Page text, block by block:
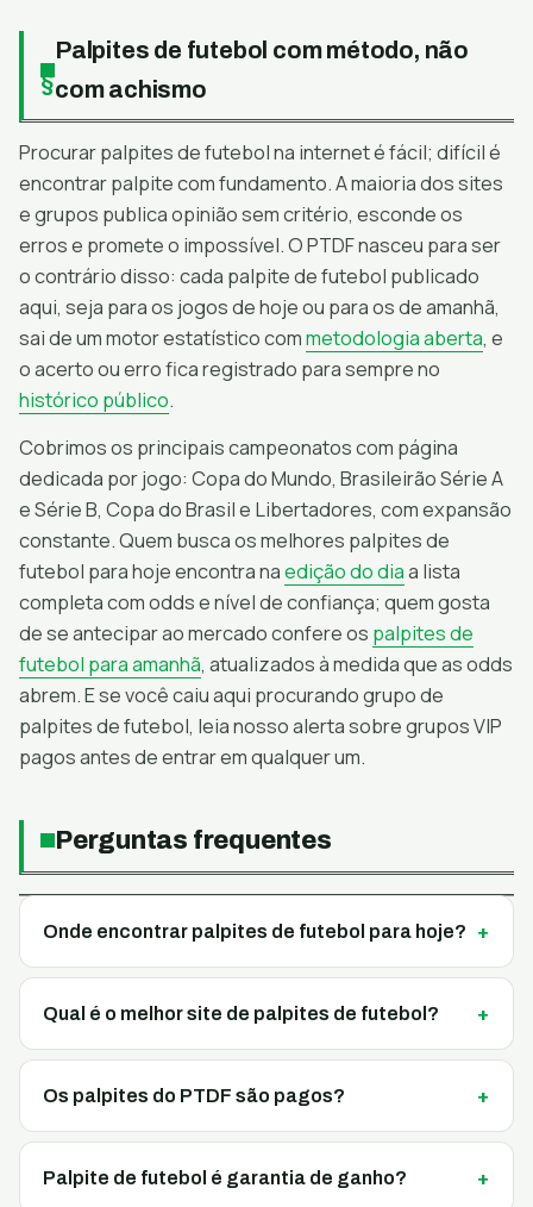
Palpites de futebol com método, não
com achismo
Procurar palpites de futebol na internet é fácil; difícil é
encontrar palpite com fundamento. A maioria dos sites
e grupos publica opinião sem critério, esconde os
erros e promete o impossível. O PTDF nasceu para ser
o contrário disso: cada palpite de futebol publicado
aqui, seja para os jogos de hoje ou para os de amanhã,
sai de um motor estatístico commetodologia aberta, e
o acerto ou erro fica registrado para sempre no
histórico público.
Cobrimos os principais campeonatos com página
dedicada por jogo: Copa do Mundo, Brasileirão Série A
e Série B, Copa do Brasil e Libertadores, com expansão
constante. Quem busca os melhores palpites de
futebol para hoje encontra naedição do diaa lista
completa com odds e nível de confiança; quem gosta
de se antecipar ao mercado confere os palpites de
futebol para amanhã, atualizados à medida que as odds
abrem. E se você caiu aqui procurandogrupo de
palpites de futebol, leia nosso alerta sobre grupos VIP
pagos antes de entrar em qualquer um.
Perguntas frequentes
Onde encontrar palpites de futebol para hoje?
Qual é o melhor site de palpites de futebol?
Os palpites do PTDF são pagos?
Palpite de futebol é garantia de ganho?